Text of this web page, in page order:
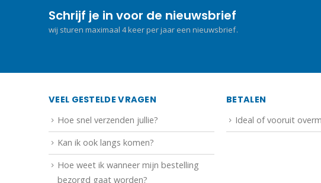
Schrijf je in voor de nieuwsbrief
wij sturen maximaal 4 keer per jaar een nieuwsbrief.
VEEL GESTELDE VRAGEN
Hoe snel verzenden jullie?
Kan ik ook langs komen?
Hoe weet ik wanneer mijn bestelling
bezorgd gaat worden?
BETALEN
Ideal of vooruit